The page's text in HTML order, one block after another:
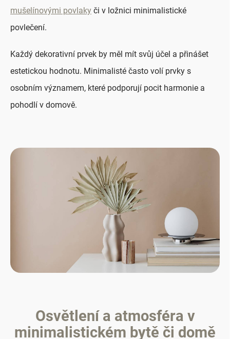
mušelínovými povlaky či v ložnici minimalistické
povlečení.
Každý dekorativní prvek by měl mít svůj účel a přinášet
estetickou hodnotu. Minimalisté často volí prvky s
osobním významem, které podporují pocit harmonie a
pohodlí v domově.
Osvětlení a atmosféra v
minimalistickém bytě či domě